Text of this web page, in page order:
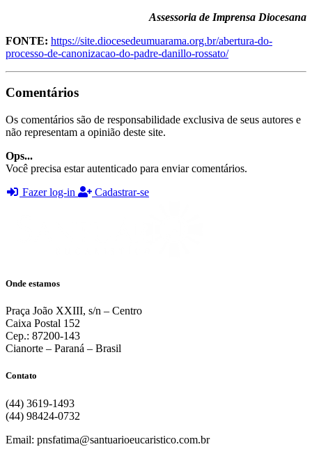
Assessoria de Imprensa Diocesana
FONTE: https://site.diocesedeumuarama.org.br/abertura-do-
processo-de-canonizacao-do-padre-danillo-rossato/
Comentários
Os comentários são de responsabilidade exclusiva de seus autores e
não representam a opinião deste site.
Ops...
Você precisa estar autenticado para enviar comentários.
Fazer log-in
Cadastrar-se
Onde estamos
Praça João XXIII, s/n – Centro
Caixa Postal 152
Cep.: 87200-143
Cianorte – Paraná – Brasil
Contato
(44) 3619-1493
(44) 98424-0732
Email: pnsfatima@santuarioeucaristico.com.br